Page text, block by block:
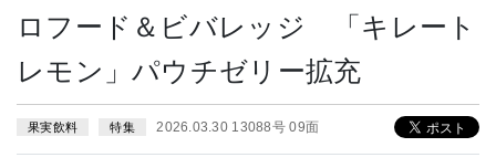
ロフード＆ビバレッジ 「キレート
レモン」パウチゼリー拡充
果実飲料 特集 2026.03.30 13088号 09面